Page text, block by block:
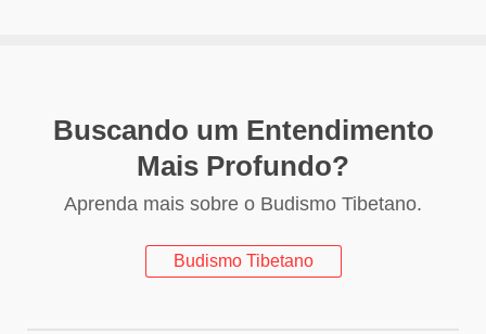
Buscando um Entendimento
Mais Profundo?
Aprenda mais sobre o Budismo Tibetano.
Budismo Tibetano